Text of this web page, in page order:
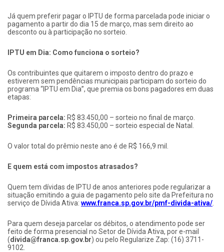
Já quem preferir pagar o IPTU de forma parcelada pode iniciar o
pagamento a partir do dia 15 de março, mas sem direito ao
desconto ou à participação no sorteio.
IPTU em Dia: Como funciona o sorteio?
Os contribuintes que quitarem o imposto dentro do prazo e
estiverem sem pendências municipais participam do sorteio do
programa “IPTU em Dia”, que premia os bons pagadores em duas
etapas:
Primeira parcela: R$ 83.450,00 – sorteio no final de março.
Segunda parcela: R$ 83.450,00 – sorteio especial de Natal.
O valor total do prêmio neste ano é de R$ 166,9 mil.
E quem está com impostos atrasados?
Quem tem dívidas de IPTU de anos anteriores pode regularizar a
situação emitindo a guia de pagamento pelo site da Prefeitura no
serviço de Dívida Ativa: www.franca.sp.gov.br/pmf-divida-ativa/
Para quem deseja parcelar os débitos, o atendimento pode ser
feito de forma presencial no Setor de Dívida Ativa, por e-mail
(divida@franca.sp.gov.br) ou pelo Regularize Zap: (16) 3711-
9102.